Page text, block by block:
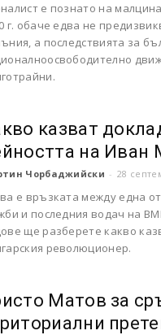
е познато на
г. обаче едва не
а последствията за
казват
на Иван
Чорбаджийски - 28
е връзката между една
и последния водач на
ще разберете какво
революционер.
Матов за